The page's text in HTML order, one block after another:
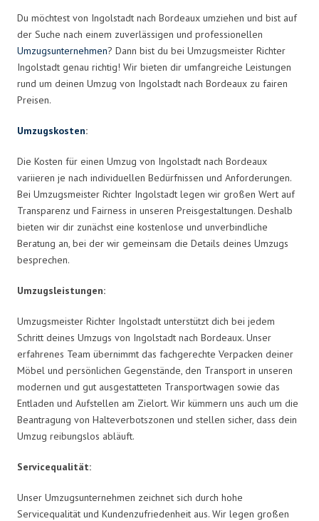
Du möchtest von Ingolstadt nach Bordeaux umziehen und bist auf
der Suche nach einem zuverlässigen und professionellen
Umzugsunternehmen? Dann bist du bei Umzugsmeister Richter
Ingolstadt genau richtig! Wir bieten dir umfangreiche Leistungen
rund um deinen Umzug von Ingolstadt nach Bordeaux zu fairen
Preisen.
Umzugskosten:
Die Kosten für einen Umzug von Ingolstadt nach Bordeaux
variieren je nach individuellen Bedürfnissen und Anforderungen.
Bei Umzugsmeister Richter Ingolstadt legen wir großen Wert auf
Transparenz und Fairness in unseren Preisgestaltungen. Deshalb
bieten wir dir zunächst eine kostenlose und unverbindliche
Beratung an, bei der wir gemeinsam die Details deines Umzugs
besprechen.
Umzugsleistungen:
Umzugsmeister Richter Ingolstadt unterstützt dich bei jedem
Schritt deines Umzugs von Ingolstadt nach Bordeaux. Unser
erfahrenes Team übernimmt das fachgerechte Verpacken deiner
Möbel und persönlichen Gegenstände, den Transport in unseren
modernen und gut ausgestatteten Transportwagen sowie das
Entladen und Aufstellen am Zielort. Wir kümmern uns auch um die
Beantragung von Halteverbotszonen und stellen sicher, dass dein
Umzug reibungslos abläuft.
Servicequalität:
Unser Umzugsunternehmen zeichnet sich durch hohe
Servicequalität und Kundenzufriedenheit aus. Wir legen großen